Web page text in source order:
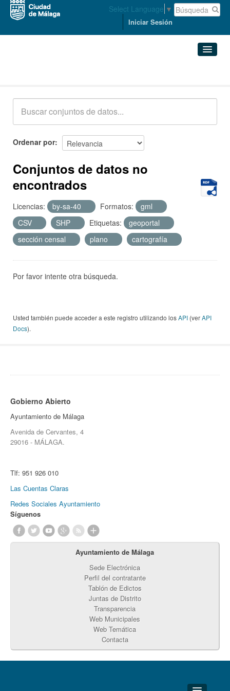
Select Language ▼
Iniciar Sesión
Acerca de
Ordenar por
Conjuntos de datos no
encontrados
Licencias: by-sa-40 Formatos:
gml
CSV
SHP Etiquetas:
geoportal
sección censal
plano cartografía
Por favor intente otra búsqueda.
Usted también puede acceder a este registro utilizando losAPI (verAPI
Docs).
Gobierno Abierto
Ayuntamiento de Málaga
Avenida de Cervantes, 4
29016 - MÁLAGA.
Tlf: 951 926 010
Las Cuentas Claras
Redes Sociales Ayuntamiento
Síguenos
Ayuntamiento de Málaga
Sede Electrónica
Perfil del contratante
Tablón de Edictos
Juntas de Distrito
Transparencia
Web Municipales
Web Temática
Contacta